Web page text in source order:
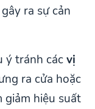
ra sự cản
ý tránh cácvị
ra cửa hoặc
giảm hiệu suất